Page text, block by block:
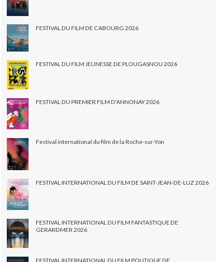
FESTIVAL DU FILM DE CABOURG 2026
FESTIVAL DU FILM JEUNESSE DE PLOUGASNOU 2026
FESTIVAL DU PREMIER FILM D'ANNONAY 2026
Festival international du film de la Roche-sur-Yon
FESTIVAL INTERNATIONAL DU FILM DE SAINT-JEAN-DE-LUZ 2026
FESTIVAL INTERNATIONAL DU FILM FANTASTIQUE DE
GERARDMER 2026
FESTIVAL INTERNATIONAL DU FILM POLITIQUE DE